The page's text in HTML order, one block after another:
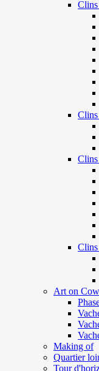
Clins
Clins
Clins
Art on
Making of
Quartier
Tour